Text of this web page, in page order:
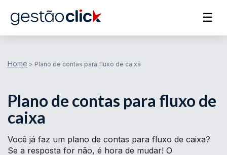
☰
Home > Plano de contas para fluxo de caixa
Plano de contas para fluxo de
caixa
Você já faz um plano de contas para fluxo de caixa?
Se a resposta for não, é hora de mudar! O